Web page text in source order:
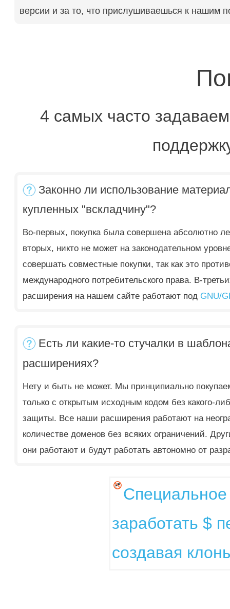
версии и за то, что прислушиваешься к нашим
4 самых часто
Законно ли использование
купленных "вскладчину"?
Во-первых, покупка была совершена абсолютно
вторых, никто не может на законодательном
совершать совместные покупки, так как это
международного потребительского права. В-
расширения на нашем сайте работают под GNU/
Есть ли какие-то стучалки в
расширениях?
Нету и быть не может. Мы принципиально
только с открытым исходным кодом без какого-
защиты. Все наши расширения работают на
количестве доменов без всяких ограничений.
они работают и будут работать автономно от
заработать $
создавая